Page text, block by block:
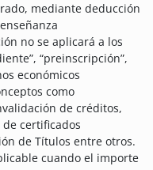
mediante deducción
no se aplicará a los
“preinscripción”,
económicos
como
de créditos,
certificados
de Títulos entre otros.
cuando el importe